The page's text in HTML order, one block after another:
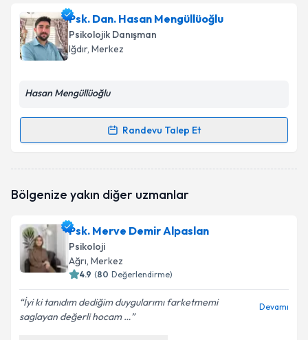
Psk. Dan. Hasan Mengüllüoğlu
Psikolojik Danışman
Iğdır, Merkez
Hasan Mengüllüoğlu
Randevu Talep Et
Randevu Takvimi Talebi
talebi oluşturun. Size bu uzmandan randevu almanız
bilgilendireceğiz.
E-posta Adresiniz
Kişisel verilerimin işlenmesine ilişkin
Bölgenize yakın diğer uzmanlar
Psk. Merve Demir Alpaslan
Psikoloji
Ağrı, Merkez
4.9 (80 Değerlendirme)
İyi ki tanıdım dediğim duygularımı farketmemi
saglayan değerli hocam …
Devamı